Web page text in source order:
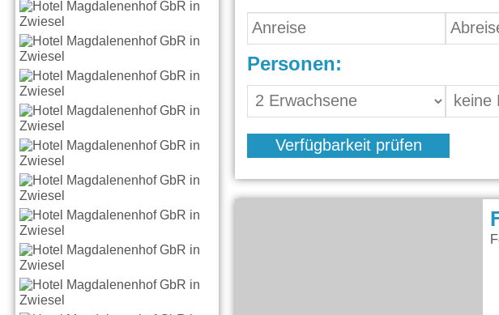
Personen:
Verfügbarkeit prüfen